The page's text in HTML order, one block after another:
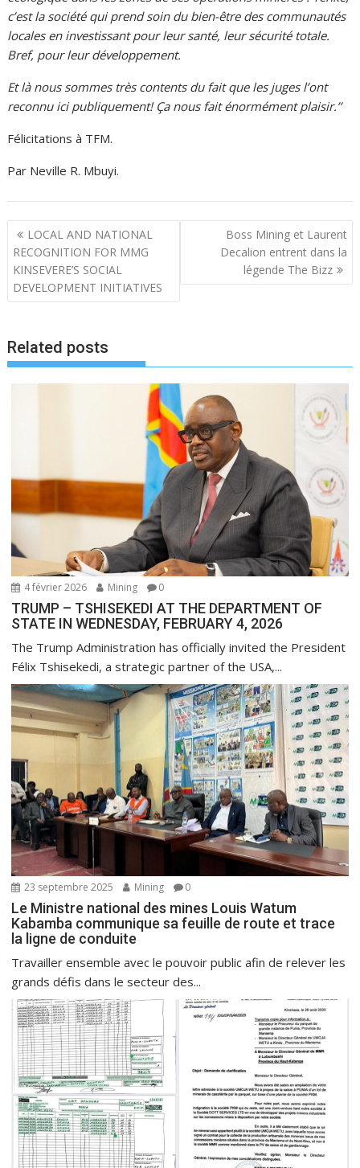
c’est la société qui prend soin du bien-être des communautés
locales en investissant pour leur santé, leur sécurité totale.
Bref, pour leur développement.
Et là nous sommes très contents du fait que les juges l’ont
reconnu ici publiquement! Ça nous fait énormément plaisir.’’
Félicitations à TFM.
Par Neville R. Mbuyi.
N
a
v
i
a
t
i
l
’
r
i
c
l
e
LOCAL AND NATIONAL
RECOGNITION FOR MMG
KINSEVERE’S SOCIAL
DEVELOPMENT INITIATIVES
Boss Mining et Laurent
Decalion entrent dans la
légende The Bizz
Related posts
4 février 2026 Mining 0
TRUMP – TSHISEKEDI AT THE DEPARTMENT OF
STATE IN WEDNESDAY, FEBRUARY 4, 2026
The Trump Administration has officially invited the President
Félix Tshisekedi, a strategic partner of the USA,...
23 septembre 2025 Mining 0
Le Ministre national des mines Louis Watum
Kabamba communique sa feuille de route et trace
la ligne de conduite
Travailler ensemble avec le pouvoir public afin de relever les
grands défis dans le secteur des...